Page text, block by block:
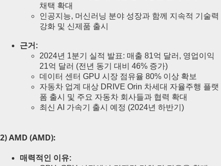
채택 확대
인공지능, 머신러닝 분야 성장과 함께 지속적 기술력
강화 및 신제품 출시
근거:
2024년 1분기 실적 발표: 매출 81억 달러, 영업이익
21억 달러 (전년 동기 대비 46% 증가)
데이터 센터 GPU 시장 점유율 80% 이상 확보
자동차 업계 대상 DRIVE Orin 차세대 자율주행 플랫
폼 출시 및 주요 자동차 회사들과 협력 확대
최신 AI 가속기 출시 예정 (2024년 하반기)
2) AMD (AMD):
매력적인 이유: